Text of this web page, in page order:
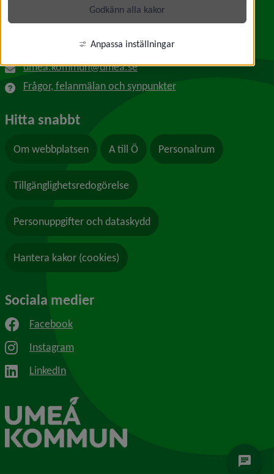
Umeå kommun
Länk till annan webbplats, öppnas i nytt
090-16 10 00
umea.kommun@umea.se
Frågor, felanmälan och synpunkter
Hitta snabbt
Om webbplatsen A till Ö Personalrum
Tillgänglighetsredogörelse
Personuppgifter och dataskydd
Hantera kakor (cookies)
Sociala medier
Facebook
Instagram
LinkedIn
chat
Godkänn alla kakor
Anpassa inställningar